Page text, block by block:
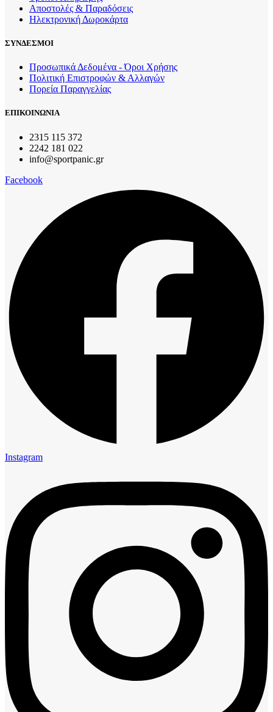
Αποστολές & Παραδόσεις
Ηλεκτρονική Δωροκάρτα
ΣΥΝΔΕΣΜΟΙ
Προσωπικά Δεδομένα - Όροι Χρήσης
Πολιτική Επιστροφών & Αλλαγών
Πορεία Παραγγελίας
ΕΠΙΚΟΙΝΩΝΙΑ
2315 115 372
2242 181 022
info@sportpanic.gr
Facebook
Instagram